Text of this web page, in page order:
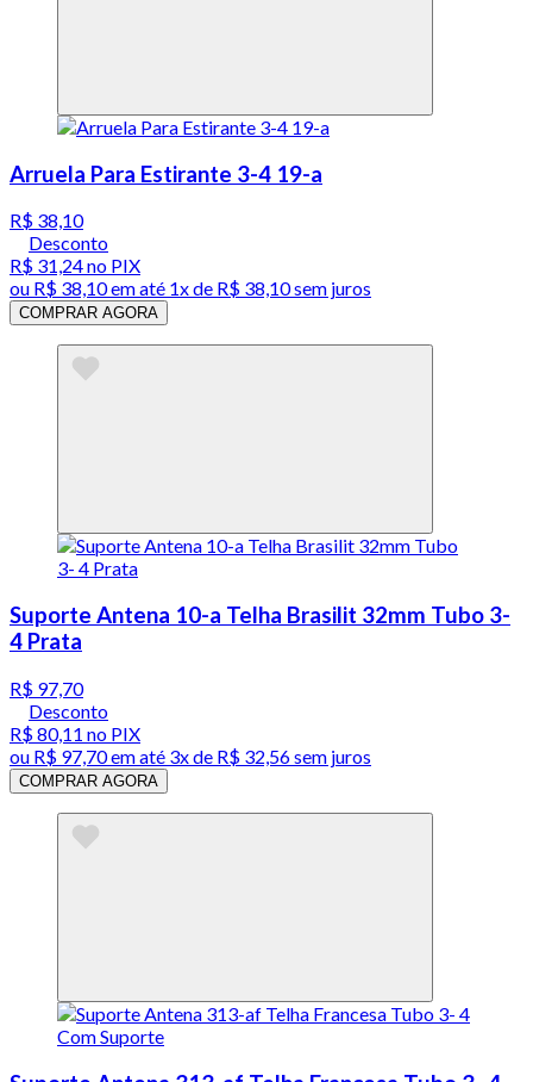
Arruela Para Estirante 3-4 19-a
R$ 38,10
Desconto
R$ 31,24no PIX
ou R$ 38,10em até 1x de R$ 38,10sem juros
COMPRAR AGORA
Suporte Antena 10-a Telha Brasilit 32mm Tubo 3-
4 Prata
R$ 97,70
Desconto
R$ 80,11 no PIX
ou R$ 97,70em até 3x de R$ 32,56 sem juros
COMPRAR AGORA